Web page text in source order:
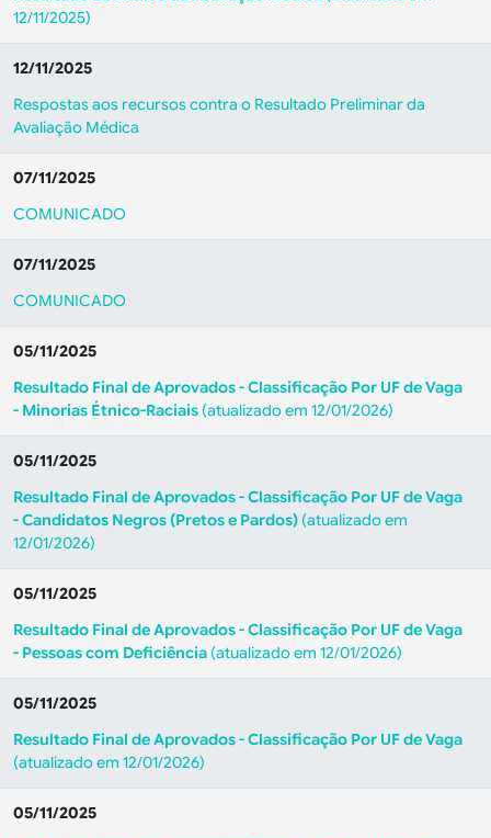
12/11/2025)
12/11/2025
Respostas aos recursos contra o Resultado Preliminar da
Avaliação Médica
07/11/2025
COMUNICADO
07/11/2025
COMUNICADO
05/11/2025
Resultado Final de Aprovados - Classificação Por UF de Vaga
- Minorias Étnico-Raciais (atualizado em 12/01/2026)
05/11/2025
Resultado Final de Aprovados - Classificação Por UF de Vaga
- Candidatos Negros (Pretos e Pardos) (atualizado em
12/01/2026)
05/11/2025
Resultado Final de Aprovados - Classificação Por UF de Vaga
- Pessoas com Deficiência (atualizado em 12/01/2026)
05/11/2025
Resultado Final de Aprovados - Classificação Por UF de Vaga
(atualizado em 12/01/2026)
05/11/2025